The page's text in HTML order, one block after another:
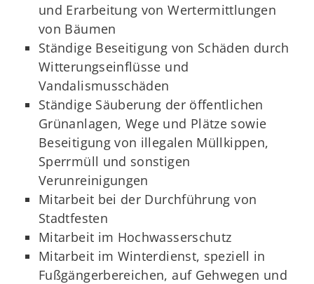
und Erarbeitung von Wertermittlungen
von Bäumen
Ständige Beseitigung von Schäden durch
Witterungseinflüsse und
Vandalismusschäden
Ständige Säuberung der öffentlichen
Grünanlagen, Wege und Plätze sowie
Beseitigung von illegalen Müllkippen,
Sperrmüll und sonstigen
Verunreinigungen
Mitarbeit bei der Durchführung von
Stadtfesten
Mitarbeit im Hochwasserschutz
Mitarbeit im Winterdienst, speziell in
Fußgängerbereichen, auf Gehwegen und